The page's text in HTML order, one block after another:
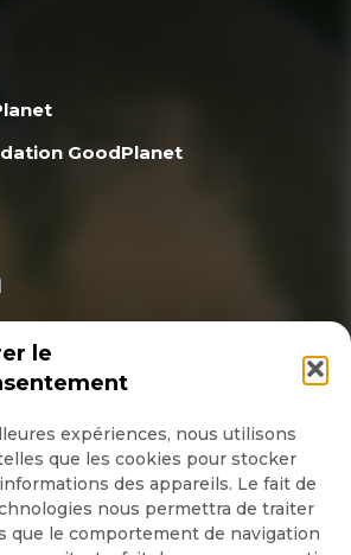
le
expériences, nous utilisons
que les cookies pour stocker
des appareils. Le fait de
nous permettra de traiter
que le comportement de navigation
GoodPlanet